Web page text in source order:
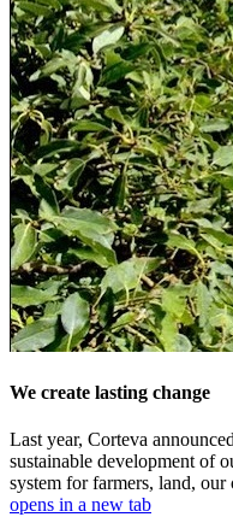
We create lasting change
Last year, Corteva
sustainable development of
system for farmers, land,
opens in a new tab